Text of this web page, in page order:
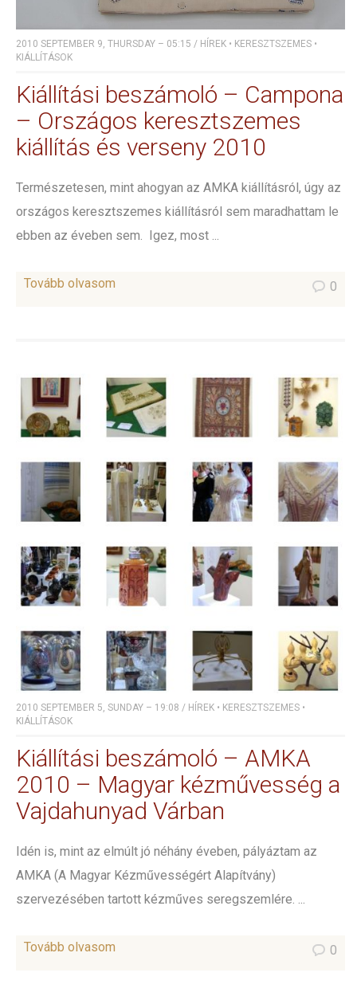
2010 SEPTEMBER 9, THURSDAY – 05:15 / HÍREK • KERESZTSZEMES •
KIÁLLÍTÁSOK
Kiállítási beszámoló – Campona
– Országos keresztszemes
kiállítás és verseny 2010
Természetesen, mint ahogyan az AMKA kiállításról, úgy az
országos keresztszemes kiállításról sem maradhattam le
ebben az éveben sem. Igez, most ...
Tovább olvasom 0
2010 SEPTEMBER 5, SUNDAY – 19:08 / HÍREK • KERESZTSZEMES •
KIÁLLÍTÁSOK
Kiállítási beszámoló – AMKA
2010 – Magyar kézművesség a
Vajdahunyad Várban
Idén is, mint az elmúlt jó néhány éveben, pályáztam az
AMKA (A Magyar Kézművességért Alapítvány)
szervezésében tartott kézműves seregszemlére. ...
Tovább olvasom 0